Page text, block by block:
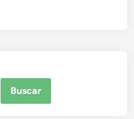
Buscar